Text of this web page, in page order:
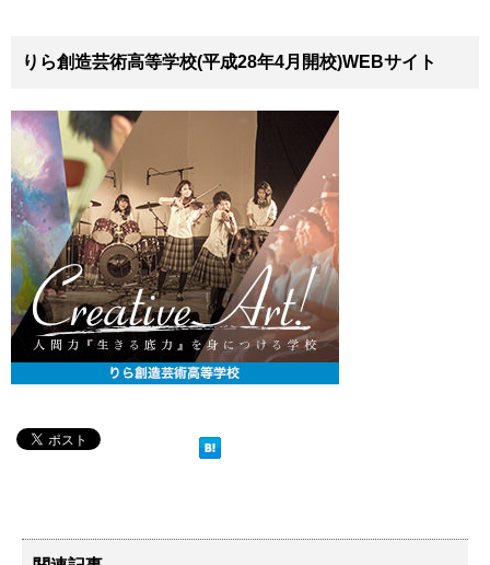
りら創造芸術高等学校(平成28年4月開校)WEBサイト